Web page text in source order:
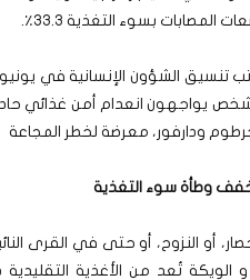
المصابات بسوء التغذية 33.3٪.
ودارفور، معرضة لخطر المجاعة
وطأة سوء التغذية
أو النزوح، أو حتى في القرى
تُعد من الأغذية التقليدية